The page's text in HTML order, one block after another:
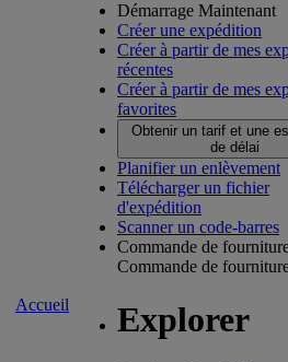
Accueil
Démarrage Maintenant
Créer une expédition
Créer à partir de mes
récentes
Créer à partir de mes
favorites
Obtenir un tarif et une
de délai
Planifier un enlèvement
Télécharger un fichier
d'expédition
Scanner un code-barres
Commande de
Commande de
Explorer